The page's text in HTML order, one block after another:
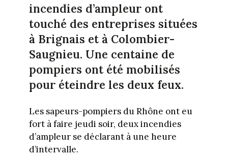
incendies d’ampleur ont
touché des entreprises situées
à Brignais et à Colombier-
Saugnieu. Une centaine de
pompiers ont été mobilisés
pour éteindre les deux feux.
Les sapeurs-pompiers du Rhône ont eu
fort à faire jeudi soir, deux incendies
d’ampleur se déclarant à une heure
d’intervalle.